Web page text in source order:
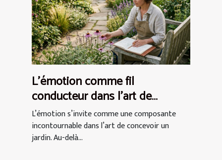
L’émotion comme fil
conducteur dans l’art de
concevoir un jardin
L’émotion s’invite comme une composante
incontournable dans l’art de concevoir un
jardin. Au-delà...